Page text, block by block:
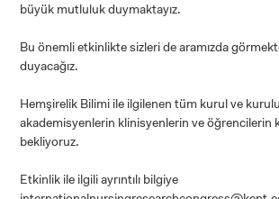
ADAY ÖĞRENCİ
INTERNATIONAL
büyük mutluluk duymaktayız.
Bu önemli etkinlikte sizleri de aramızda
duyacağız.
Hemşirelik Bilimi ile ilgilenen tüm kurul ve
akademisyenlerin klinisyenlerin ve öğrencilerin
bekliyoruz.
Etkinlik ile ilgili ayrıntılı bilgiye